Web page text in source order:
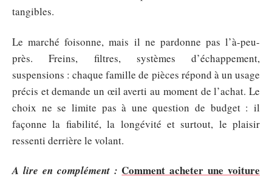
tangibles.
Le marché foisonne, mais il ne pardonne pas l’à-peu-
près. Freins, filtres, systèmes d’échappement,
suspensions : chaque famille de pièces répond à un usage
précis et demande un œil averti au moment de l’achat. Le
choix ne se limite pas à une question de budget : il
façonne la fiabilité, la longévité et surtout, le plaisir
ressenti derrière le volant.
A lire en complément : Comment acheter une voiture